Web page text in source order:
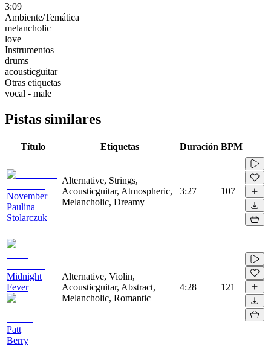
3:09
Ambiente/Temática
melancholic
love
Instrumentos
drums
acousticguitar
Otras etiquetas
vocal - male
Pistas similares
Título Etiquetas Duración BPM
November
Paulina
Stolarczuk
Alternative, Strings,
Acousticguitar, Atmospheric,
Melancholic, Dreamy
3:27 107
Midnight
Fever
Patt
Berry
Alternative, Violin,
Acousticguitar, Abstract,
Melancholic, Romantic
4:28 121